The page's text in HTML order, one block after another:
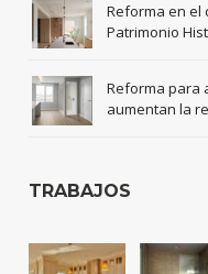
Reforma en el
Patrimonio
Reforma para
aumentan la
TRABAJOS